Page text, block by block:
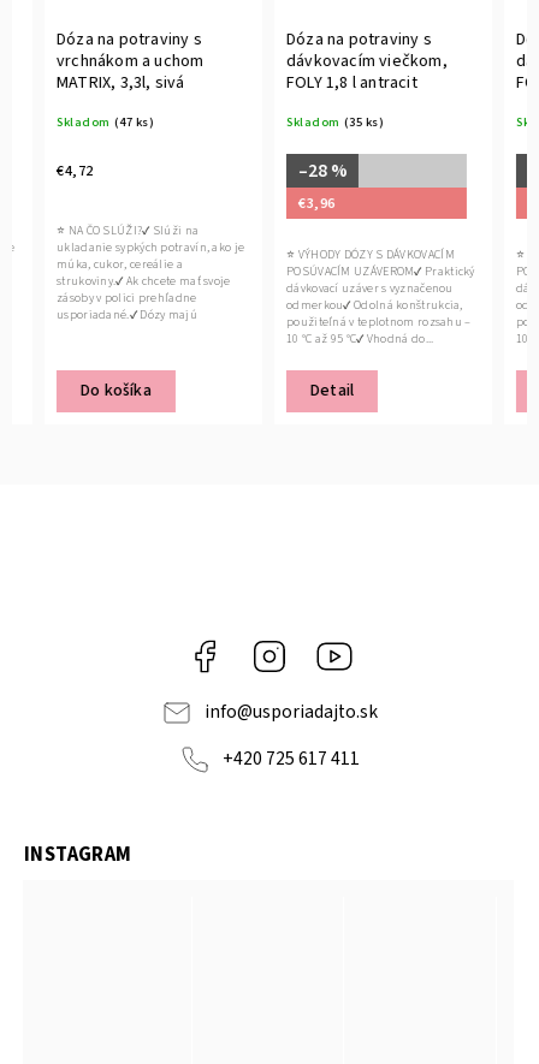
Dóza na potraviny s
vrchnákom a uchom
MATRIX, 3,3l, sivá
Skladom (47 ks)
€4,72
Do košíka
⭐ NA ČO SLÚŽI?✔ Slúži na
ukladanie sypkých potravín, ako je
múka, cukor, cereálie a
strukoviny.✔ Ak chcete mať svoje
zásoby v polici prehľadne
usporiadané.✔ Dózy majú
Dóza na potraviny s
dávkovacím viečkom,
FOLY 1,8 l antracit
Skladom (35 ks)
–28 %
€3,96
Detail
⭐ VÝHODY DÓZY S DÁVKOVACÍM
POSÚVACÍM UZÁVEROM✔ Praktický
dávkovací uzáver s vyznačenou
odmerkou✔ Odolná konštrukcia,
použiteľná v teplotnom rozsahu –
10 °C až 95 °C✔ Vhodná do...
⭐
10 °C
Facebook Instagram
info@usporiadajto.sk
+420 725 617 411
INSTAGRAM